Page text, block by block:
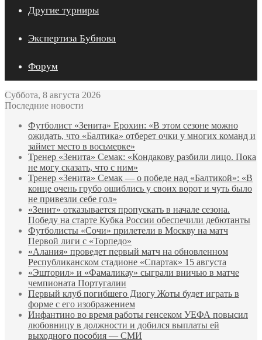
Другие турниры
Экспертиза Бубнова
Форум
Суббота, 8 августа 2026
Последние новости
Футболист «Зенита» Ерохин: «В этом сезоне можно
ожидать, что «Балтика» отберет очки у многих команд и
займет место в восьмерке»
Тренер «Зенита» Семак: «Кондакову разбили лицо. Пока
не могу сказать, что с ним»
Тренер «Зенита» Семак — о победе над «Балтикой»: «В
конце очень грубо ошиблись у своих ворот и чуть было
не привезли себе гол»
«Зенит» отказывается пропускать в начале сезона.
Победу на старте Кубка России обеспечили дебютанты
Футболисты «Сочи» прилетели в Москву на матч
Первой лиги с «Торпедо»
«Алания» проведет первый матч на обновленном
Республиканском стадионе «Спартак» 15 августа
«Эшторил» и «Фамаликау» сыграли вничью в матче
чемпионата Португалии
Первый клуб погибшего Диогу Жоты будет играть в
форме с его изображением
Инфантино во время работы генсеком УЕФА повысил
любовницу в должности и добился выплаты ей
выходного пособия — СМИ